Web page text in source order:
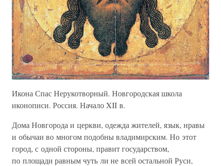
Икона Спас Нерукотворный. Новгородская школа
иконописи. Россия. Начало XII в.
Дома Новгорода и церкви, одежда жителей, язык, нравы
и обычаи во многом подобны владимирским. Но этот
город, с одной стороны, правит государством,
по площади равным чуть ли не всей остальной Руси,